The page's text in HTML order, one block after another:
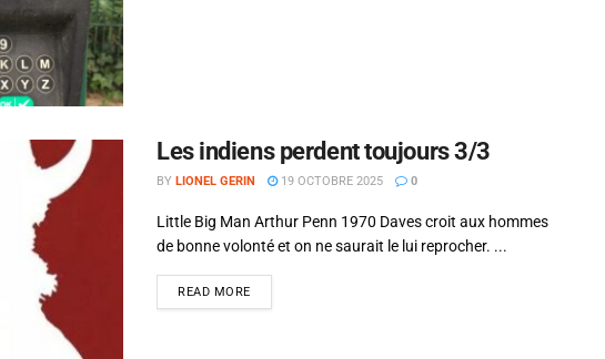
Les indiens perdent toujours 3/3
BY LIONEL GERIN 19 OCTOBRE 2025 0
Little Big Man Arthur Penn 1970 Daves croit aux hommes
de bonne volonté et on ne saurait le lui reprocher. ...
READ MORE
Si tu veux arrêter de faire ce que tu
fais, arrête d'être ce que tu n'es
les contredisent